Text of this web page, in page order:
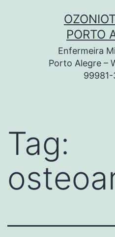
PORTO
Enfermeira
Porto Alegre –
Tag: